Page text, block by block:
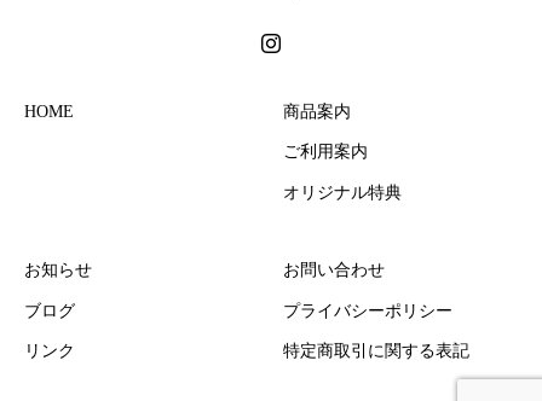
HOME 商品案内
ご利用案内
オリジナル特典
お知らせ
ブログ
リンク
お問い合わせ
プライバシーポリシー
特定商取引に関する表記